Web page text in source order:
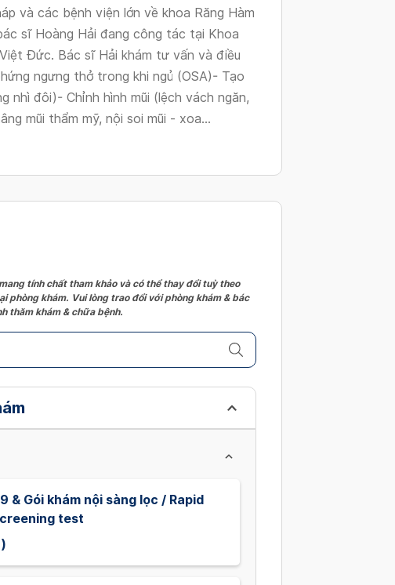
và các bệnh viện lớn về khoa Răng Hàm
sĩ Hoàng Hải đang công tác tại Khoa
Đức. Bác sĩ Hải khám tư vấn và điều
ngưng thở trong khi ngủ (OSA)- Tạo
nhì đôi)- Chỉnh hình mũi (lệch vách ngăn,
mũi thẩm mỹ, nội soi mũi - xoa...
tính chất tham khảo và có thể thay đổi tuỳ theo
phòng khám. Vui lòng trao đổi với phòng khám & bác
thăm khám & chữa bệnh.
& Gói khám nội sàng lọc / Rapid
test